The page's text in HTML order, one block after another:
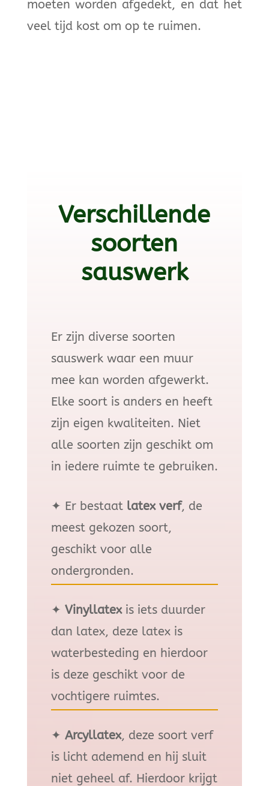
moeten worden afgedekt, en dat het
veel tijd kost om op te ruimen.
Verschillende
soorten
sauswerk
Er zijn diverse soorten
sauswerk waar een muur
mee kan worden afgewerkt.
Elke soort is anders en heeft
zijn eigen kwaliteiten. Niet
alle soorten zijn geschikt om
in iedere ruimte te gebruiken.
✦ Er bestaat latex verf, de
meest gekozen soort,
geschikt voor alle
ondergronden.
✦ Vinyllatexis iets duurder
dan latex, deze latex is
waterbesteding en hierdoor
is deze geschikt voor de
vochtigere ruimtes.
✦ Arcyllatex, deze soort verf
is licht ademend en hij sluit
niet geheel af. Hierdoor krijgt